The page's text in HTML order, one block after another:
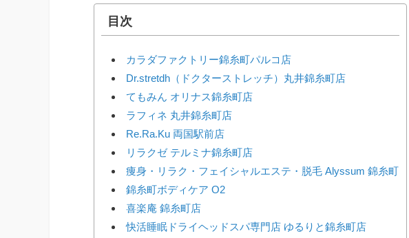
目次
カラダファクトリー錦糸町パルコ店
Dr.stretdh（ドクターストレッチ）丸井錦糸町店
てもみん オリナス錦糸町店
ラフィネ 丸井錦糸町店
Re.Ra.Ku 両国駅前店
リラクゼ テルミナ錦糸町店
痩身・リラク・フェイシャルエステ・脱毛 Alyssum 錦糸町
錦糸町ボディケア O2
喜楽庵 錦糸町店
快活睡眠ドライヘッドスパ専門店 ゆるりと錦糸町店